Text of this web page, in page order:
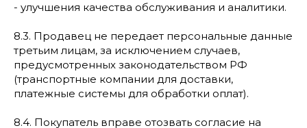
- улучшения качества обслуживания и аналитики.
8.3. Продавец не передает персональные данные
третьим лицам, за исключением случаев,
предусмотренных законодательством РФ
(транспортные компании для доставки,
платежные системы для обработки оплат).
8.4. Покупатель вправе отозвать согласие на